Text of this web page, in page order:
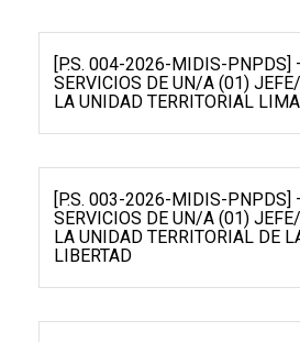
[P.S. 004-2026-MIDIS-PNPDS]
SERVICIOS DE UN/A (01)
LA UNIDAD TERRITORIAL LIMA
[P.S. 003-2026-MIDIS-PNPDS]
SERVICIOS DE UN/A (01)
LA UNIDAD TERRITORIAL DE
LIBERTAD